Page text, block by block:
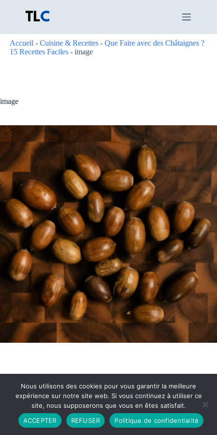
Accueil - Cuisine & Recettes - Que Faire avec des Châtaignes ?
15 Recettes Faciles - image
image
Partenariat Contact
Politique de Confidentialité
CGU
Copyright © 2026 - Propulsé par DIEUDUDIABLE
Nous utilisons des cookies pour vous garantir la meilleure
expérience sur notre site web. Si vous continuez à utiliser ce
site, nous supposerons que vous en êtes satisfait.
ACCEPTER
REFUSER Politique de confidentialité